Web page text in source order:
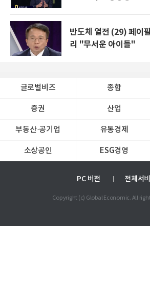
반도체 열전 (29) 페이
리 "무서운 아이들"
글로벌비즈 종합
증권 산업
부동산·공기업 유통경제
소상공인 ESG경영
PC 버전 전체서
Copyright (c) Global Economic. All